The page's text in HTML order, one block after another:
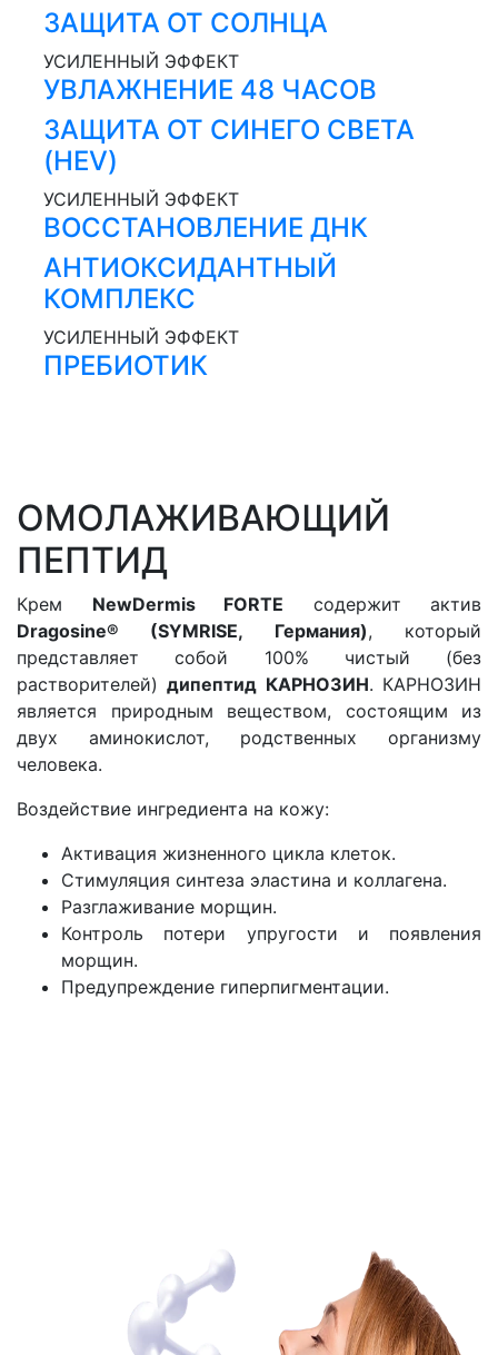
ЗАЩИТА ОТ СОЛНЦА
УСИЛЕННЫЙ ЭФФЕКТ
УВЛАЖНЕНИЕ 48 ЧАСОВ
ЗАЩИТА ОТ СИНЕГО СВЕТА
(HEV)
УСИЛЕННЫЙ ЭФФЕКТ
ВОССТАНОВЛЕНИЕ ДНК
АНТИОКСИДАНТНЫЙ
КОМПЛЕКС
УСИЛЕННЫЙ ЭФФЕКТ
ПРЕБИОТИК
ОМОЛАЖИВАЮЩИЙ
ПЕПТИД
Крем NewDermis FORTE содержит актив
Dragosine®️ (SYMRISE, Германия), который
представляет собой 100% чистый (без
растворителей)дипептид КАРНОЗИН. КАРНОЗИН
является природным веществом, состоящим из
двух аминокислот, родственных организму
человека.
Воздействие ингредиента на кожу:
Активация жизненного цикла клеток.
Стимуляция синтеза эластина и коллагена.
Разглаживание морщин.
Контроль потери упругости и появления
морщин.
Предупреждение гиперпигментации.